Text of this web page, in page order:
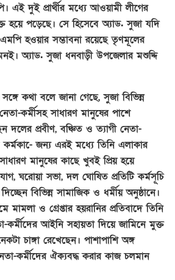
এই দুই প্রার্থীর মধ্যে আওয়ামী লীগের
হয়ে পড়েছে। সে হিসেবে অ্যাড. সুজা যদি
এমপি হওয়ার সম্ভাবনা রয়েছে তৃণমূলের
অ্যাড. সুজা ধনবাড়ী উপজেলার মশুদ্দি
কথা বলে জানা গেছে, সুজা বিভিন্ন
কর্মীসহ সাধারণ মানুষের পাশে
দলের প্রবীণ, বঞ্চিত ও ত্যাগী নেতা-
ে জন্য এরই মধ্যে তিনি এলাকার
মানুষের কাছে খুবই প্রিয় হয়ে
ঘরোয়া সভা, দল ঘোষিত প্রতিটি কর্মসূচি
বিভিন্ন সামাজিক ও ধর্মীয় অনুষ্ঠানে।
মামলা ও গ্রেপ্তার হয়রানির প্রতিবাদে তিনি
কর্মীদের আইনি সহায়তা দিয়ে জামিনে মুক্ত
চাঙ্গা রেখেছেন। পাশাপাশি অঙ্গ
কর্মীদের ঐক্যবদ্ধ করার কাজ চলমান